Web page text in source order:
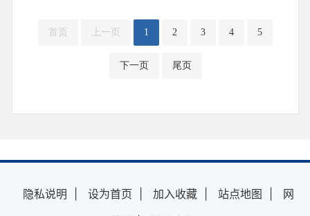
首页 上一页 1 2 3 4 5
下一页 尾页
隐私说明 设为首页 加入收藏 站点地图
网